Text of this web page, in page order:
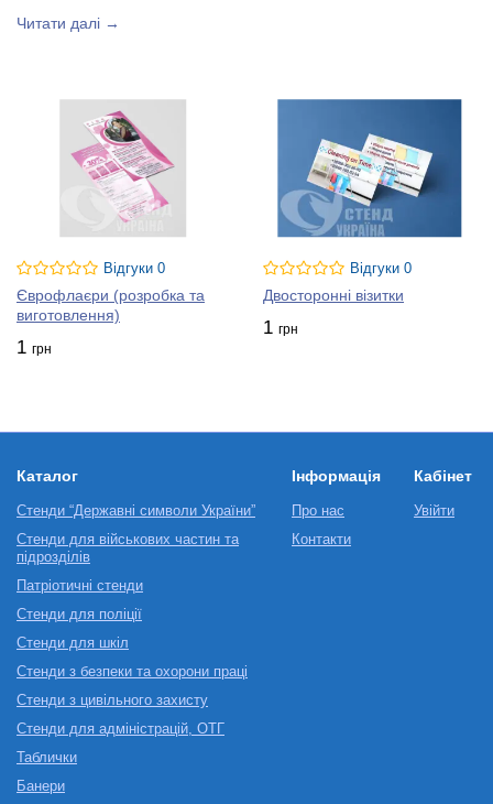
абсолютно різного характеру, тому наші дизайнери завжди
Читати далі →
Відгуки 0
Єврофлаєри (розробка та
виготовлення)
1 грн
Відгуки 0
Двосторонні візитки
1 грн
Каталог
Стенди “Державні символи України”
Стенди для військових частин та
підрозділів
Патріотичні стенди
Стенди для поліції
Стенди для шкіл
Стенди з безпеки та охорони праці
Стенди з цивільного захисту
Стенди для адміністрацій, ОТГ
Таблички
Банери
Інформація
Про нас
Контакти
Кабінет
Увійти